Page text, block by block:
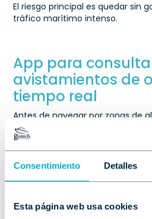
Consentimiento Detalles
Esta página web usa cookies
El riesgo principal es quedar sin
tráfico marítimo intenso.
App para
avistamientos de
tiempo real
Antes de navegar por zonas de
recomienda consultar
GT Orcas
avistamientos e
herramienta permite:
Planificar rutas más seguras
Evitar áreas con actividad